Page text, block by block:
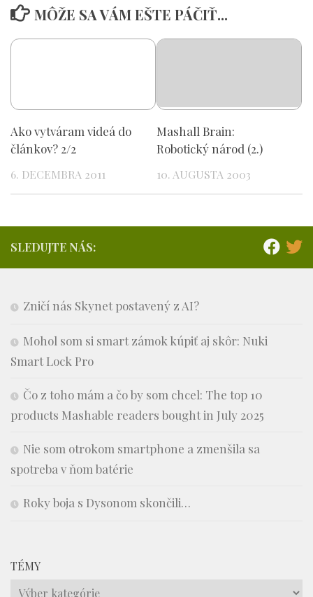
MÔŽE SA VÁM EŠTE PÁČIŤ...
Ako vytváram videá do
článkov? 2/2
6. DECEMBRA 2011
Mashall Brain:
Robotický národ (2.)
10. AUGUSTA 2003
SLEDUJTE NÁS:
Zničí nás Skynet postavený z AI?
Mohol som si smart zámok kúpiť aj skôr: Nuki
Smart Lock Pro
Čo z toho mám a čo by som chcel: The top 10
products Mashable readers bought in July 2025
Nie som otrokom smartphone a zmenšila sa
spotreba v ňom batérie
Roky boja s Dysonom skončili…
TÉMY
Témy